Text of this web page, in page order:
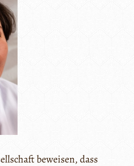
beweisen, dass